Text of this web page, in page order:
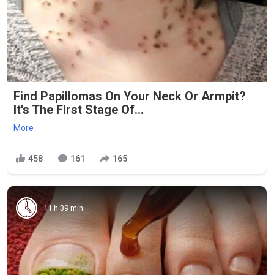
Find Papillomas On Your Neck Or Armpit?
It's The First Stage Of...
More
458 161 165
11 h 39 min